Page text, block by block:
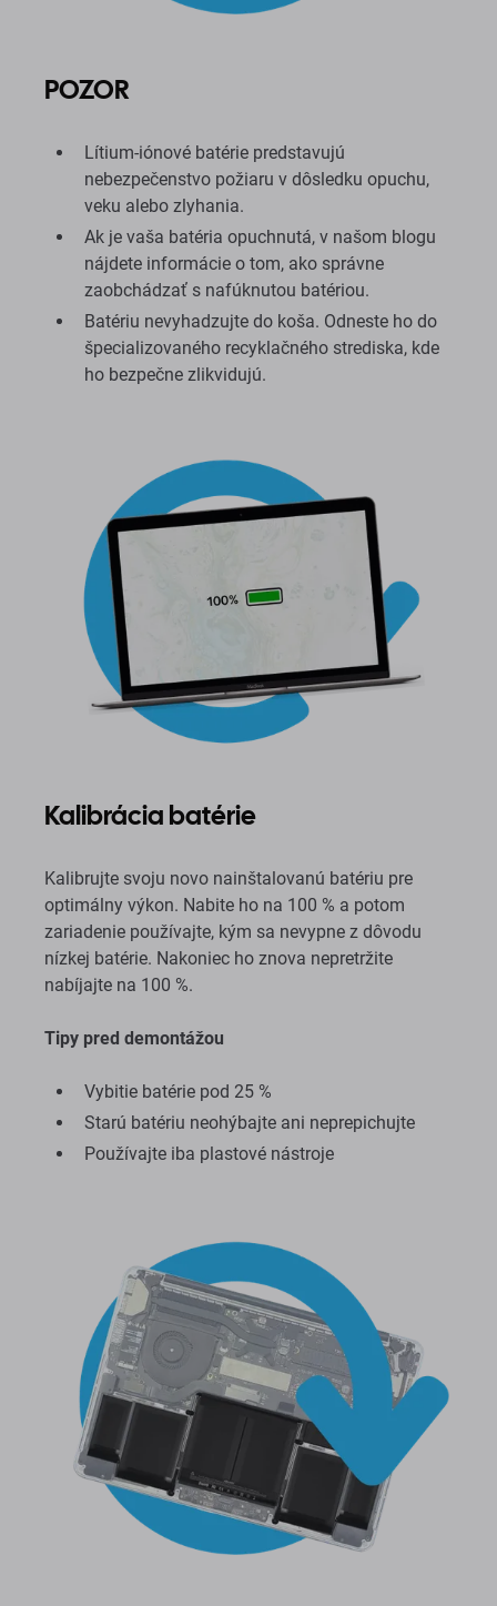
POZOR
Lítium-iónové batérie predstavujú
nebezpečenstvo požiaru v dôsledku opuchu,
veku alebo zlyhania.
Ak je vaša batéria opuchnutá, v našom blogu
nájdete informácie o tom, ako správne
zaobchádzať s nafúknutou batériou.
Batériu nevyhadzujte do koša. Odneste ho do
špecializovaného recyklačného strediska, kde
ho bezpečne zlikvidujú.
Kalibrácia batérie
Kalibrujte svoju novo nainštalovanú batériu pre
optimálny výkon. Nabite ho na 100 % a potom
zariadenie používajte, kým sa nevypne z dôvodu
nízkej batérie. Nakoniec ho znova nepretržite
nabíjajte na 100 %.
Tipy pred demontážou
Vybitie batérie pod 25 %
Starú batériu neohýbajte ani neprepichujte
Používajte iba plastové nástroje